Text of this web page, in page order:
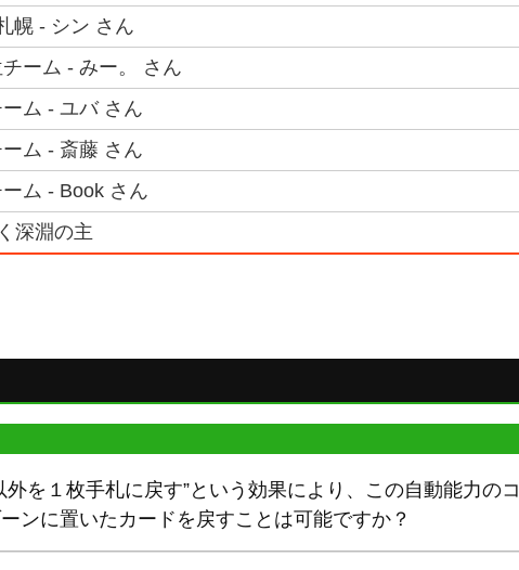
幌 - シン さん
ーム - みー。 さん
ム - ユバ さん
ム - 斎藤 さん
ム - Book さん
深淵の主
を１枚手札に戻す”という効果により、この自動能力のコ
ンに置いたカードを戻すことは可能ですか？